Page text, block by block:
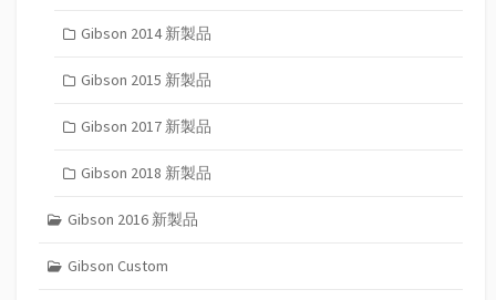
Gibson 2014 新製品
Gibson 2015 新製品
Gibson 2017 新製品
Gibson 2018 新製品
Gibson 2016 新製品
Gibson Custom